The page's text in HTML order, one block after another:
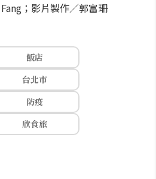
；影片製作／郭富珊
飯店
台北市
防疫
欣食旅